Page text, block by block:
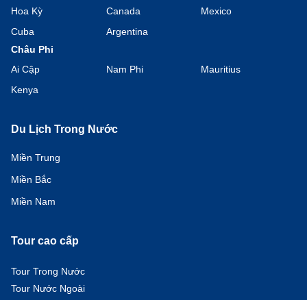
Hoa Kỳ
Canada
Mexico
Cuba
Argentina
Châu Phi
Ai Cập
Nam Phi
Mauritius
Kenya
Du Lịch Trong Nước
Miền Trung
Miền Bắc
Miền Nam
Tour cao cấp
Tour Trong Nước
Tour Nước Ngoài